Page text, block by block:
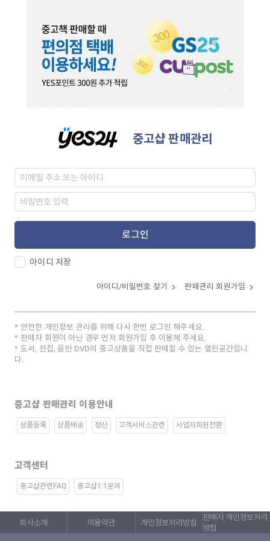
중고샵 판매관리
로그인
아이디 저장
아이디/비밀번호 찾기 판매관리 회원가입
안전한 개인정보 관리를 위해 다시 한번 로그인 해주세요.
판매자 회원이 아닌 경우 먼저 회원가입 후 이용해 주세요.
도서, 전집, 음반 DVD의 중고상품을 직접 판매할 수 있는 열린공간입니
다.
중고샵 판매관리 이용안내
상품등록 상품배송 정산 고객서비스관련 사업자회원전환
고객센터
중고샵관련FAQ 중고샵1:1문의
회사소개 이용약관 개인정보처리방침
판매자 개인정보처리
방침